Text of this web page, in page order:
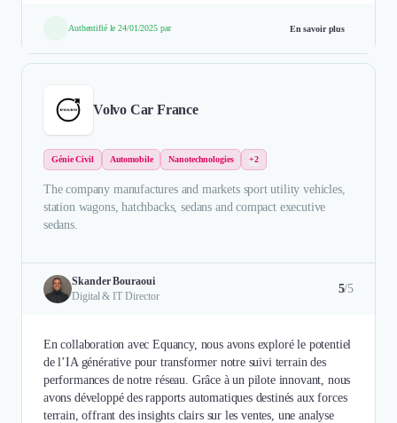
Authentifié le 24/01/2025 par En savoir plus
Volvo Car France
Génie Civil Automobile Nanotechnologies +2
The company manufactures and markets sport utility vehicles,
station wagons, hatchbacks, sedans and compact executive
sedans.
Skander Bouraoui
Digital & IT Director
5/5
En collaboration avec Equancy, nous avons exploré le potentiel
de l’IA générative pour transformer notre suivi terrain des
performances de notre réseau. Grâce à un pilote innovant, nous
avons développé des rapports automatiques destinés aux forces
terrain, offrant des insights clairs sur les ventes, une analyse